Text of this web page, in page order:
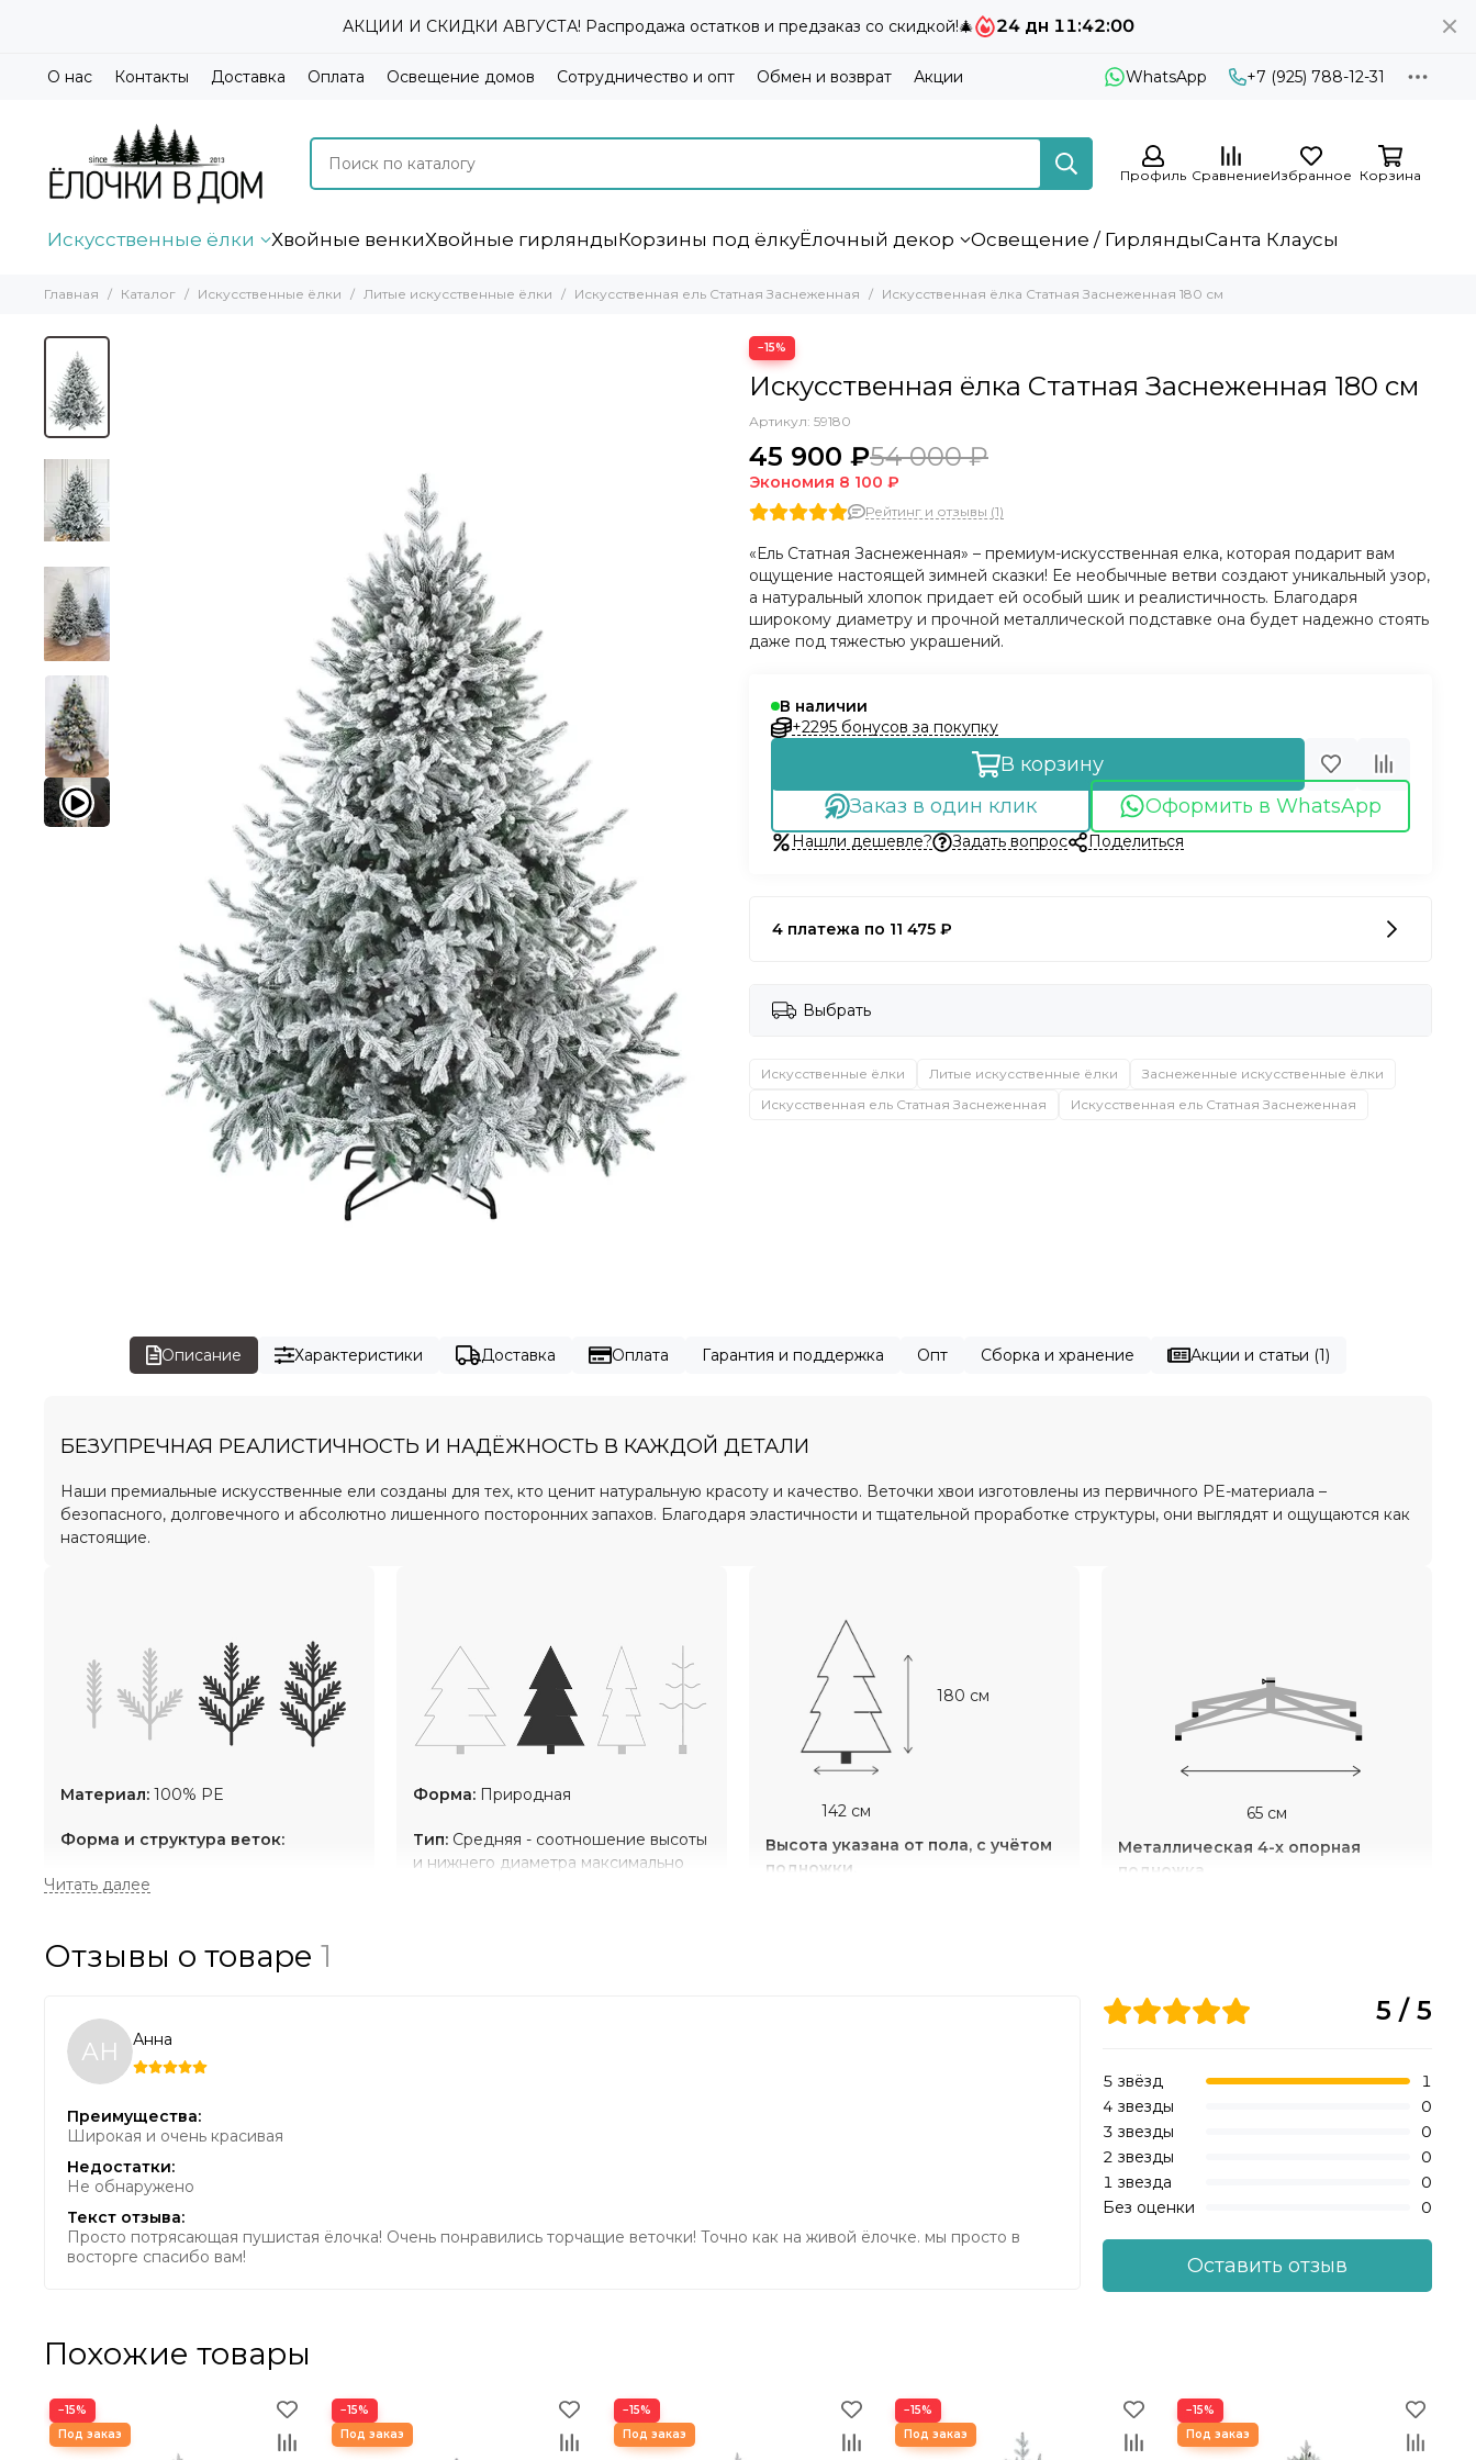
АКЦИИ И СКИДКИ АВГУСТА! Распродажа остатков и предзаказ со скидкой!🎄 24 дн 11:41:59
О нас Контакты Доставка Оплата Освещение домов Сотрудничество и опт Обмен и возврат Акции WhatsApp +7 (925) 788-12-31
Профиль СравнениеИзбранное Корзина
Искусственные ёлки Хвойные венкиХвойные гирляндыКорзины под ёлкуЁлочный декор Освещение / ГирляндыСанта Клаусы
Главная Каталог Искусственные ёлки Литые искусственные ёлки Искусственная ель Статная Заснеженная Искусственная ёлка Статная Заснеженная 180 см
−15%
Искусственная ёлка Статная Заснеженная 180 см
Артикул: 59180
45 900 ₽54 000 ₽
Экономия 8 100 ₽
Рейтинг и отзывы (1)
«Ель Статная Заснеженная» – премиум-искусственная елка, которая подарит вам
ощущение настоящей зимней сказки! Ее необычные ветви создают уникальный узор,
а натуральный хлопок придает ей особый шик и реалистичность. Благодаря
широкому диаметру и прочной металлической подставке она будет надежно стоять
даже под тяжестью украшений.
В наличии
+2295 бонусов за покупку
В корзину
Заказ в один клик
Оформить в WhatsApp
Нашли дешевле? Задать вопрос Поделиться
4 платежа по 11 475 ₽
Выбрать
Искусственные ёлки Литые искусственные ёлки
Заснеженные искусственные ёлки
Искусственная ель Статная Заснеженная
Искусственная ель Статная Заснеженная
Описание Характеристики Доставка Оплата Гарантия и поддержка Опт Сборка и хранение Акции и статьи (1)
БЕЗУПРЕЧНАЯ РЕАЛИСТИЧНОСТЬ И НАДЁЖНОСТЬ В КАЖДОЙ ДЕТАЛИ
Наши премиальные искусственные ели созданы для тех, кто ценит натуральную красоту и качество. Веточки хвои изготовлены из первичного PE-материала –
безопасного, долговечного и абсолютно лишенного посторонних запахов. Благодаря эластичности и тщательной проработке структуры, они выглядят и ощущаются как
настоящие.
Материал: 100% PE
Форма и структура веток:
2 вида веток: 7 ответвлений и 5
Натуральная форма: иголочки
невероятно натуралистичной.
Форма: Природная
Тип: Средняя - соотношение высоты
и нижнего диаметра максимально
180 см
142 см
Высота указана от пола, с учётом
подножки.
65 см
Металлическая 4-х опорная
подножка.
неё запрыгнуть)
основаниях, чтобы сохранить
ваше напольное покрытие.
Отзывы о товаре 1
АН Анна
Преимущества:
Широкая и очень красивая
Недостатки:
Не обнаружено
Текст отзыва:
Просто потрясающая пушистая ёлочка! Очень понравились торчащие веточки! Точно как на живой ёлочке. мы просто в
восторге спасибо вам!
5 / 5
5 звёзд
1
4 звезды
0
3 звезды
0
2 звезды
0
1 звезда
0
Без оценки
0
Оставить отзыв
Похожие товары
−15% −15% −15% −15% −15%